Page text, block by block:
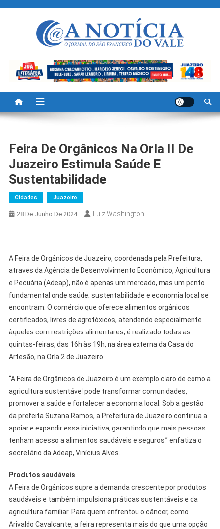
A Noticia Do Vale
Feira De Orgânicos Na Orla II De
Juazeiro Estimula Saúde E
Sustentabilidade
Cidades Juazeiro
28 De Junho De 2024 Luiz Washington
A Feira de Orgânicos de Juazeiro, coordenada pela Prefeitura,
através da Agência de Desenvolvimento Econômico, Agricultura
e Pecuária (Adeap), não é apenas um mercado, mas um ponto
fundamental onde saúde, sustentabilidade e economia local se
encontram. O comércio que oferece alimentos orgânicos
certificados, livres de agrotóxicos, atendendo especialmente
àqueles com restrições alimentares, é realizado todas as
quintas-feiras, das 16h às 19h, na área externa da Casa do
Artesão, na Orla 2 de Juazeiro.
“A Feira de Orgânicos de Juazeiro é um exemplo claro de como a
agricultura sustentável pode transformar comunidades,
promover a saúde e fortalecer a economia local. Sob a gestão
da prefeita Suzana Ramos, a Prefeitura de Juazeiro continua a
apoiar e expandir essa iniciativa, garantindo que mais pessoas
tenham acesso a alimentos saudáveis e seguros,” enfatiza o
secretário da Adeap, Vinícius Alves.
Produtos saudáveis
A Feira de Orgânicos supre a demanda crescente por produtos
saudáveis e também impulsiona práticas sustentáveis e da
agricultura familiar. Para quem enfrentou o câncer, como
Arivaldo Cavalcante, a feira representa mais do que uma opção